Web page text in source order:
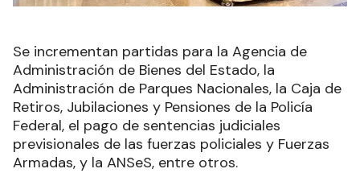
Se incrementan partidas para la Agencia de
Administración de Bienes del Estado, la
Administración de Parques Nacionales, la Caja de
Retiros, Jubilaciones y Pensiones de la Policía
Federal, el pago de sentencias judiciales
previsionales de las fuerzas policiales y Fuerzas
Armadas, y la ANSeS, entre otros.